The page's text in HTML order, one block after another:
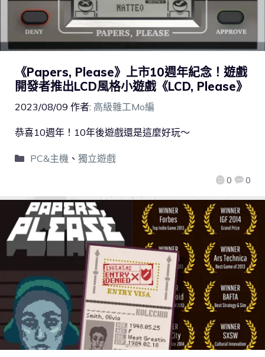
《Papers, Please》上市10週年紀念！遊戲
開發者推出LCD風格小遊戲《LCD, Please》
2023/08/09 作者: 高級雜工Mo編
0 0
恭喜10週年！10年後遊戲還是這麼好玩～
PC&主機、 獨立遊戲